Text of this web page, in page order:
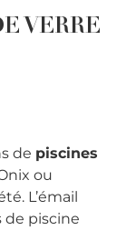
VERRE
de piscines
ou
L’émail
de piscine